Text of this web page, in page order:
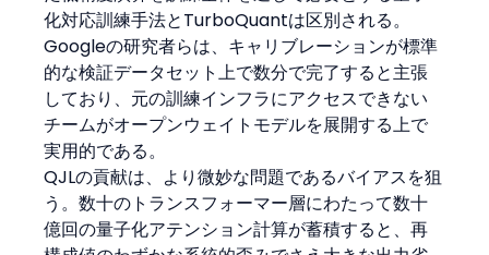
化対応訓練手法とTurboQuantは区別される。
Googleの研究者らは、キャリブレーションが標準
的な検証データセット上で数分で完了すると主張
しており、元の訓練インフラにアクセスできない
チームがオープンウェイトモデルを展開する上で
実用的である。
QJLの貢献は、より微妙な問題であるバイアスを狙
う。数十のトランスフォーマー層にわたって数十
億回の量子化アテンション計算が蓄積すると、再